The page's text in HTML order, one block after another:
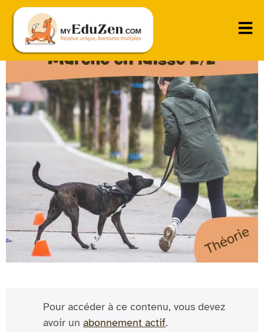
Différenciation de 3 contextes de marche en laisse
Pour accéder à ce contenu, vous devez
avoir un abonnement actif.